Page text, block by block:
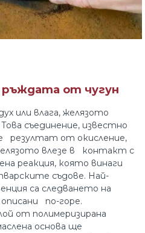
ръждата от чугун
или влага, желязото
съединение, известно
резултат от окисление,
влезе в контакт с
реакция, която винаги
съдове. Най-
са следването на
по-горе.
от полимеризирана
основа ще